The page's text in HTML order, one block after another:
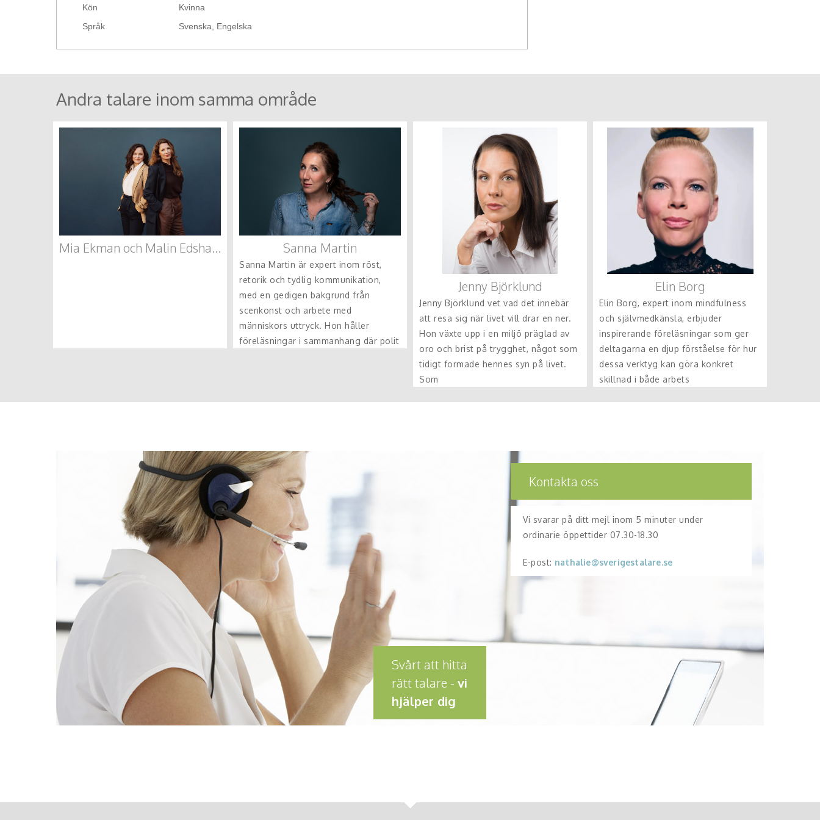
Kön
Kvinna
Språk
Svenska, Engelska
Andra talare inom samma område
Mia Ekman och Malin Edshage Sanna Martin
Sanna Martin är expert inom röst,
retorik och tydlig kommunikation,
med en gedigen bakgrund från
scenkonst och arbete med
människors uttryck. Hon håller
föreläsningar i sammanhang där polit
Jenny Björklund
Jenny Björklund vet vad det innebär
att resa sig när livet vill drar en ner.
Hon växte upp i en miljö präglad av
oro och brist på trygghet, något som
tidigt formade hennes syn på livet.
Som
Elin Borg
Elin Borg, expert inom mindfulness
och självmedkänsla, erbjuder
inspirerande föreläsningar som ger
deltagarna en djup förståelse för hur
dessa verktyg kan göra konkret
skillnad i både arbets
Svårt att hitta
rätt talare - vi
hjälper dig
Kontakta oss
Vi svarar på ditt mejl inom 5 minuter under
ordinarie öppettider 07.30-18.30
E-post: nathalie@sverigestalare.se